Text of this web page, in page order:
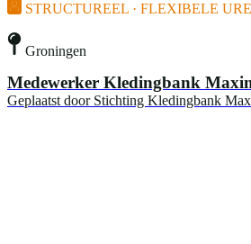
STRUCTUREEL · FLEXIBELE
Groningen
Medewerker Kledingbank
Geplaatst door Stichting Kledingbank